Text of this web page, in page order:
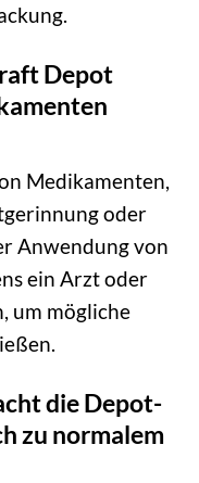
Depot
Medikamenten,
oder
Anwendung von
ein Arzt oder
um mögliche
die Depot-
zu normalem